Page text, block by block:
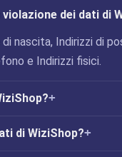
dei dati di
nascita, Indirizzi di
e Indirizzi fisici.
di WiziShop?